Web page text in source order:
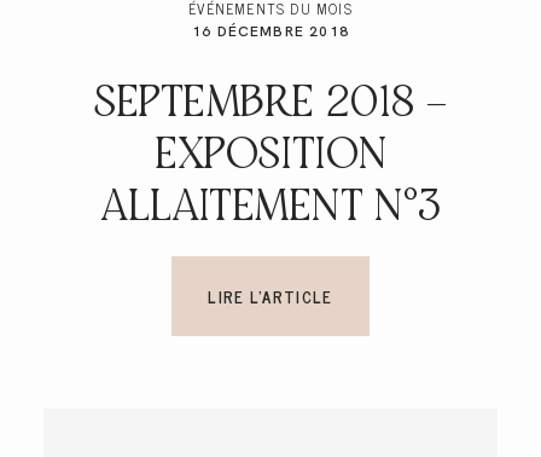
ÉVÉNEMENTS DU MOIS
16 DÉCEMBRE 2018
SEPTEMBRE 2018 –
EXPOSITION
ALLAITEMENT N°3
LIRE L'ARTICLE